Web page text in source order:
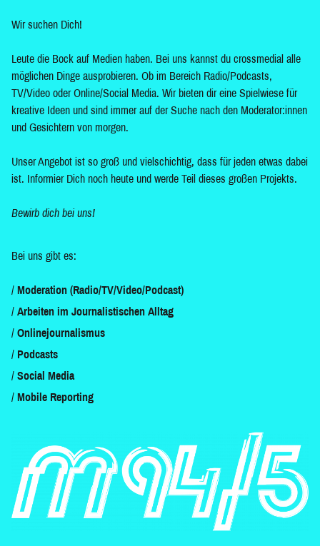
Wir suchen Dich!
Leute die Bock auf Medien haben. Bei uns kannst du crossmedial alle
möglichen Dinge ausprobieren. Ob im Bereich Radio/Podcasts,
TV/Video oder Online/Social Media. Wir bieten dir eine Spielwiese für
kreative Ideen und sind immer auf der Suche nach den Moderator:innen
und Gesichtern von morgen.
Unser Angebot ist so groß und vielschichtig, dass für jeden etwas dabei
ist. Informier Dich noch heute und werde Teil dieses großen Projekts.
Bewirb dich bei uns!
Bei uns gibt es:
Moderation (Radio/TV/Video/Podcast)
Arbeiten im Journalistischen Alltag
Onlinejournalismus
Podcasts
Social Media
Mobile Reporting